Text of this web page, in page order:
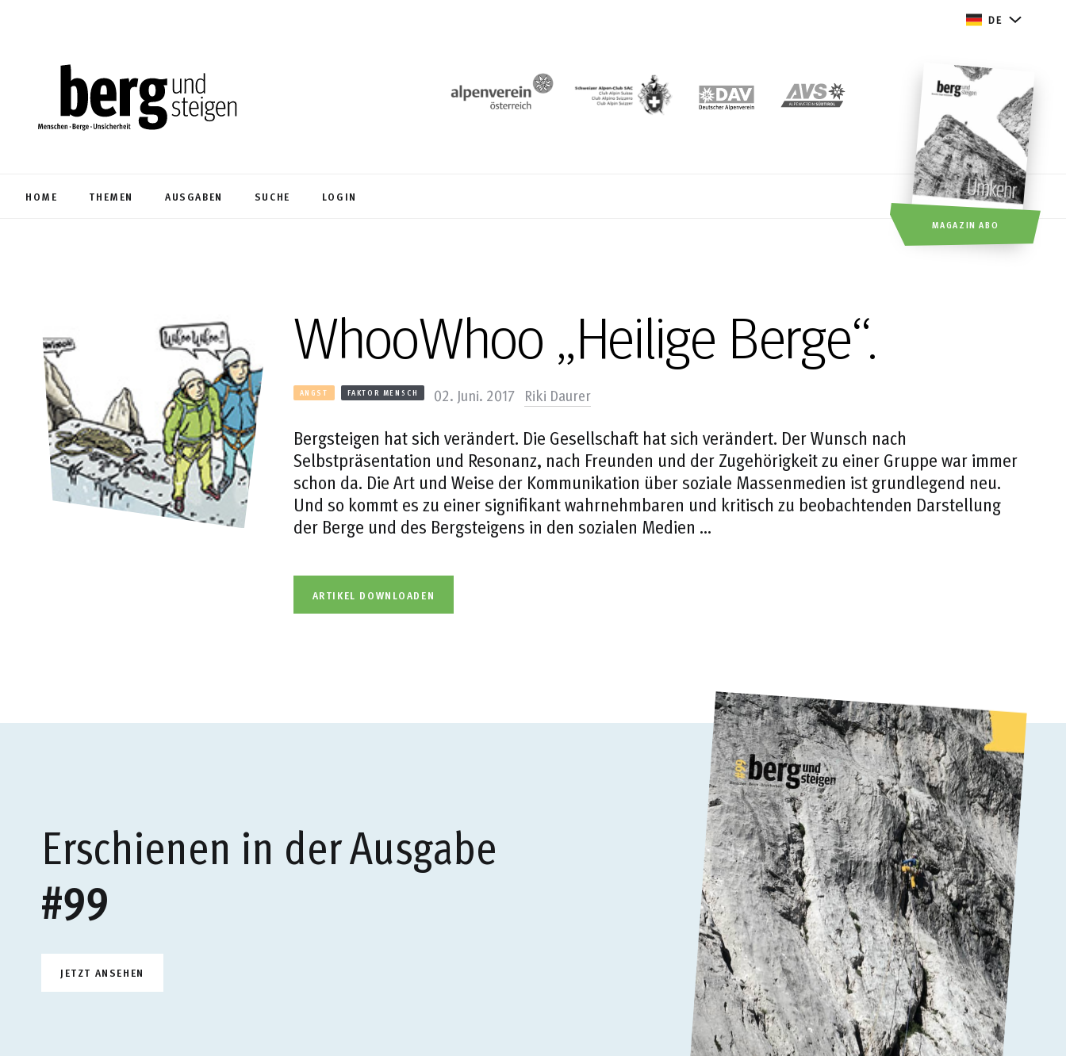
DE
HOME THEMEN AUSGABEN SUCHE LOGIN
MAGAZIN ABO
WhooWhoo „Heilige Berge“.
ANGST FAKTOR MENSCH 02. Juni. 2017 Riki Daurer
Bergsteigen hat sich verändert. Die Gesellschaft hat sich verändert. Der Wunsch nach
Selbstpräsentation und Resonanz, nach Freunden und der Zugehörigkeit zu einer Gruppe war immer
schon da. Die Art und Weise der Kommunikation über soziale Massenmedien ist grundlegend neu.
Und so kommt es zu einer signifikant wahrnehmbaren und kritisch zu beobachtenden Darstellung
der Berge und des Bergsteigens in den sozialen Medien …
ARTIKEL DOWNLOADEN
Erschienen in der Ausgabe
#99
JETZT ANSEHEN